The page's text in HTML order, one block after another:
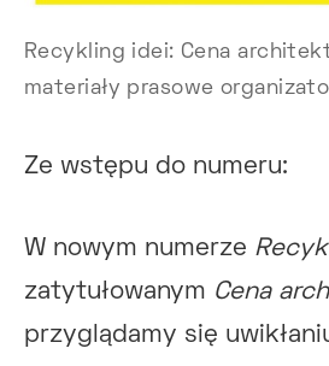
Recykling idei: Cena
materiały prasowe
Ze wstępu do numeru:
W nowym numerze
zatytułowanym Cena
przyglądamy się